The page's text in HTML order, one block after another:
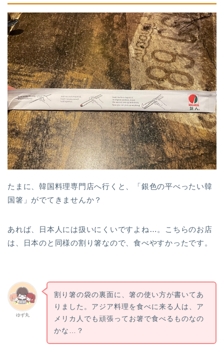
たまに、韓国料理専門店へ行くと、「銀色の平べったい韓
国箸」がでてきませんか？
あれば、日本人には扱いにくいですよね…。こちらのお店
は、日本のと同様の割り箸なので、食べやすかったです。
ゆず丸
割り箸の袋の裏面に、箸の使い方が書いてあ
りました。アジア料理を食べに来る人は、ア
メリカ人でも頑張ってお箸で食べるものなの
かな…？